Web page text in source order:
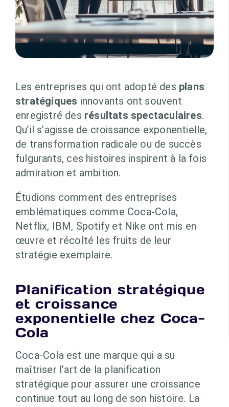
Les entreprises qui ont adopté des plans
stratégiques innovants ont souvent
enregistré des résultats spectaculaires.
Qu’il s’agisse de croissance exponentielle,
de transformation radicale ou de succès
fulgurants, ces histoires inspirent à la fois
admiration et ambition.
Étudions comment des entreprises
emblématiques comme Coca-Cola,
Netflix, IBM, Spotify et Nike ont mis en
œuvre et récolté les fruits de leur
stratégie exemplaire.
Planification stratégique
et croissance
exponentielle chez Coca-
Cola
Coca-Cola est une marque qui a su
maîtriser l’art de la planification
stratégique pour assurer une croissance
continue tout au long de son histoire. La